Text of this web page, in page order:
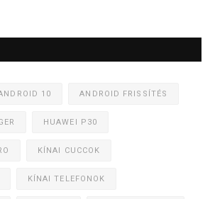
10 ANDROID FRISSÍTÉS
HUAWEI P30
KÍNAI CUCCOK
KÍNAI TELEFONOK